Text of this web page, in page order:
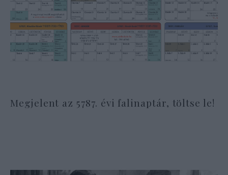
Megjelent az 5787. évi falinaptár, töltse le!